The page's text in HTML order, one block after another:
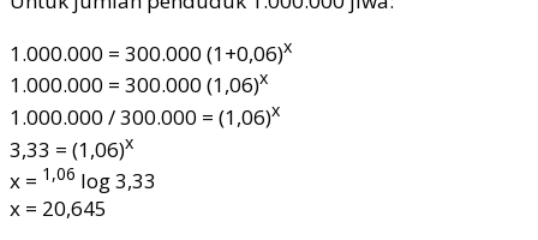
1.000.000 = 300.000 (1+0,06)x
1.000.000 = 300.000 (1,06)x
1.000.000 / 300.000 = (1,06)x
3,33 = (1,06)x
x = 1,06 log 3,33
x = 20,645